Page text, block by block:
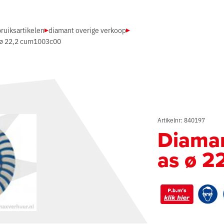
diamant overige verkoop
22,2 cum1003c00
Artikelnr: 840197
as ø